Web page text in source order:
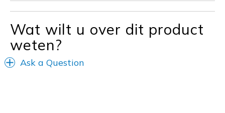
Sizing
Feels half size too small
View On Shoes
Shoes are for Wearing
Wat wilt u over dit product
weten?
Ask a Question